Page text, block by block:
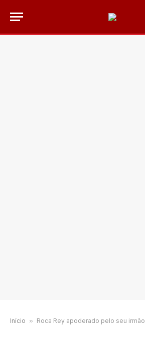
Início » Roca Rey apoderado pelo seu irmão